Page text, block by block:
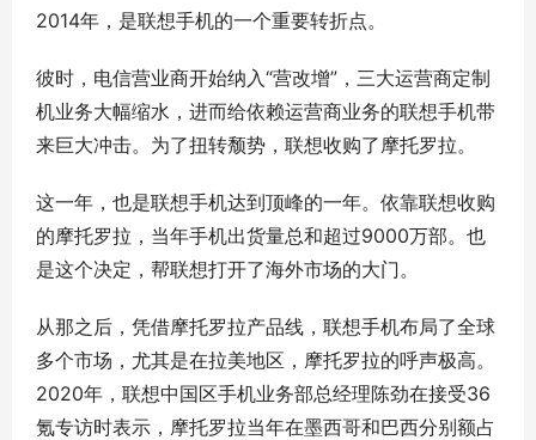
2014年，是联想手机的一个重要转折点。
彼时，电信营业商开始纳入“营改增”，三大运营商定制
机业务大幅缩水，进而给依赖运营商业务的联想手机带
来巨大冲击。为了扭转颓势，联想收购了摩托罗拉。
这一年，也是联想手机达到顶峰的一年。依靠联想收购
的摩托罗拉，当年手机出货量总和超过9000万部。也
是这个决定，帮联想打开了海外市场的大门。
从那之后，凭借摩托罗拉产品线，联想手机布局了全球
多个市场，尤其是在拉美地区，摩托罗拉的呼声极高。
2020年，联想中国区手机业务部总经理陈劲在接受36
氪专访时表示，摩托罗拉当年在墨西哥和巴西分别额占